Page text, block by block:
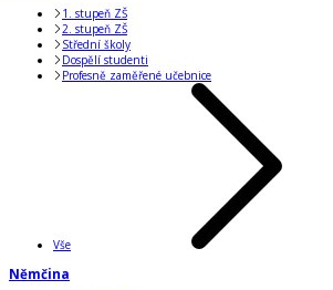
1. stupeň ZŠ
2. stupeň ZŠ
Střední školy
Dospělí studenti
Profesně zaměřené učebnice
Vše
Němčina